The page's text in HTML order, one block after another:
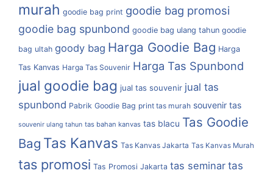
murah goodie bag print goodie bag promosi
goodie bag spunbond goodie bag ulang tahun goodie
bag ultah goody bag Harga Goodie Bag Harga
Tas Kanvas Harga Tas Souvenir Harga Tas Spunbond
jual goodie bag jual tas souvenir jual tas
spunbond Pabrik Goodie Bag print tas murah souvenir tas
souvenir ulang tahun tas bahan kanvas tas blacu Tas Goodie
Bag Tas Kanvas Tas Kanvas Jakarta Tas Kanvas Murah
tas promosi Tas Promosi Jakarta tas seminar tas